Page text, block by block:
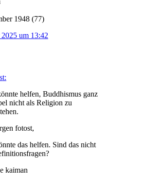
1948 (77)
2025 um 13:42
helfen, Buddhismus ganz
nicht als Religion zu
fotost,
das helfen. Sind das nicht
kaiman